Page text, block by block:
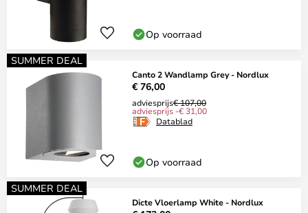
Op voorraad
SUMMER DEAL
Canto 2 Wandlamp Grey - Nordlux
€ 76,00
adviesprijs€ 107,00
adviesprijs -€ 31,00
Datablad
Op voorraad
SUMMER DEAL
Dicte Vloerlamp White - Nordlux